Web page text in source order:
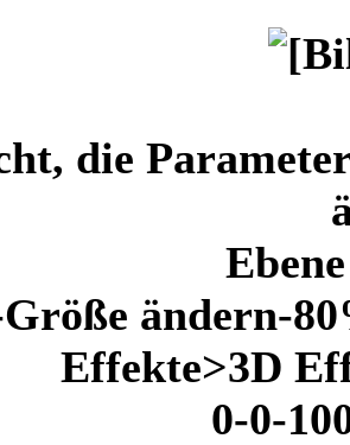
die
ändern-
Effekte>3D
0-0-